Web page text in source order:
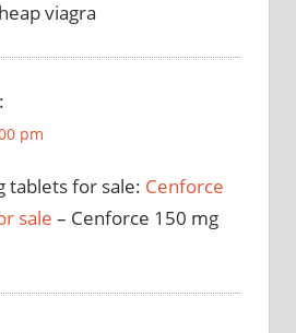
viagra
pm
tablets for sale: Cenforce
sale – Cenforce 150 mg